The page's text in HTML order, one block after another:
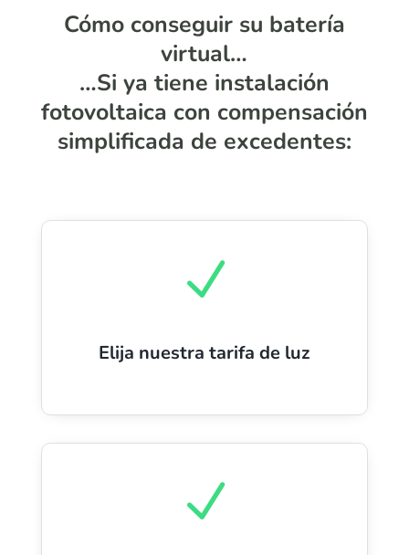
Cómo conseguir su batería
virtual…
…Si ya tiene instalación
fotovoltaica con compensación
simplificada de excedentes:
N
Elija nuestra tarifa de luz
N